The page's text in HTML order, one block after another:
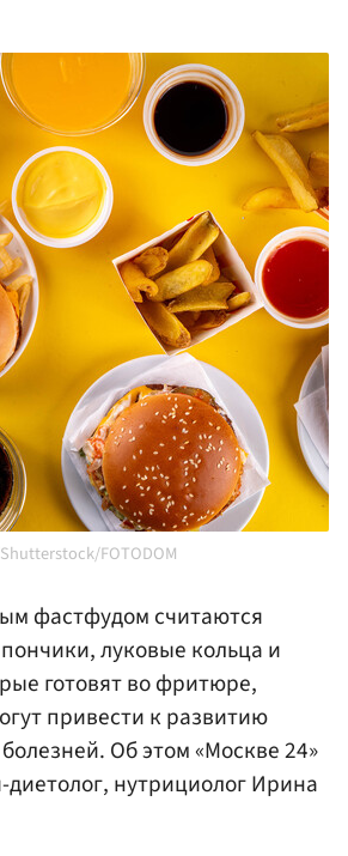
FOTODOM
фастфудом считаются
луковые кольца и
готовят во фритюре,
привести к развитию
Об этом «Москве 24»
диетолог, нутрициолог Ирина